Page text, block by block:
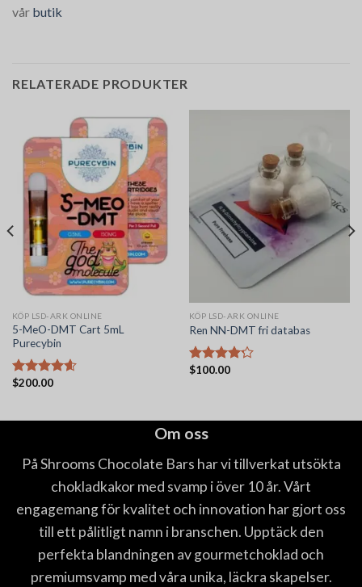
vår butik
RELATERADE PRODUKTER
KÖP LSD-ARK ONLINE
5-MeO-DMT Cart 5mL
Purecybin
Betygsatt
$200.00
KÖP LSD-ARK ONLINE
Ren NN-DMT fri databas
Betygsatt
$100.00
Om oss
På Shrooms Chocolate Bars har vi tillverkat utsökta
chokladkakor med svamp i över 10 år. Vårt
engagemang för kvalitet och innovation har gjort oss
till ett pålitligt namn i branschen. Upptäck den
perfekta blandningen av gourmetchoklad och
premiumsvamp med våra unika, läckra skapelser.